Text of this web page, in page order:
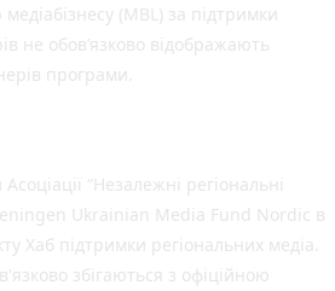
(MBL) за підтримки
не обов’язково відображають
програми.
“Незалежні регіональні
Ukrainian Media Fund Nordic в
Хаб підтримки регіональних медіа.
збігаються з офіційною